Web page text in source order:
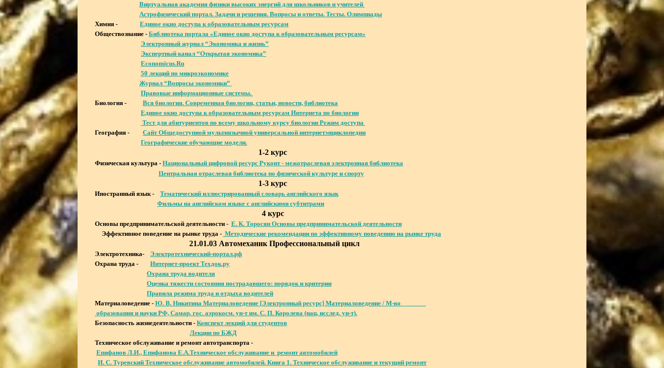
Виртуальная академия физики высоких энергий для школьников и учителей
Астрофизический портал. Задачи и решения. Вопросы и ответы. Тесты. Олимпиады
Химия - Единое окно доступа к образовательным ресурсам
Обществознание - Библиотека портала «Единое окно доступа к образовательным ресурсам»
Электронный журнал “Экономика и жизнь”
Экспертный канал “Открытая экономика”
Economicus.Ru
50 лекций по микроэкономике
Журнал “Вопросы экономики”
Правовые информационные системы.
Биология - Вся биология. Современная биология, статьи, новости, библиотека
Единое окно доступа к образовательным ресурсам Интернета по биологии
Тест для абитуриентов по всему школьному курсу биологии Режим доступа
География - Сайт Общедоступной мультиязычной универсальной интернетэнциклопедии
Географические обучающие модели.
1-2 курс
Физическая культура - Национальный цифровой ресурс Руконт - межотраслевая электронная библиотека
Центральная отраслевая библиотека по физической культуре и спорту
1-3 курс
Иностранный язык - Тематический иллюстрированный словарь английского язык
Фильмы на английском языке с английскими субтитрами
4 курс
Основы предпринимательской деятельности - Е. К. Торосян Основы предпринимательской деятельности
Эффективное поведение на рынке труда - Методические рекомендации по эффективному поведению на рынке труда
21.01.03 Автомеханик Профессиональный цикл
Электротехника- Электротехнический-портал.рф
Охрана труда - Интернет-проект Техдок.ру
Охрана труда водителя
Оценка тяжести состояния пострадавшего: порядок и критерии
Правила режима труда и отдыха водителей
Материаловедение - Ю. В. Никитина Материаловедение [Электронный ресурс] Материаловедение / М-во
образования и науки РФ, Самар. гос. аэрокосм. ун-т им. С. П. Королева (нац. исслед. ун-т).
Безопасность жизнедеятельности - Конспект лекций для студентов
Лекции по БЖД
Техническое обслуживание и ремонт автотранспорта -
Епифанов Л.И., Епифанова Е.А.Техническое обслуживание и ремонт автомобилей
И. С. Туревский Техническое обслуживание автомобилей. Книга 1. Техническое обслуживание и текущий ремонт